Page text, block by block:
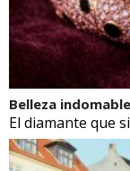
Belleza indomable
El diamante que